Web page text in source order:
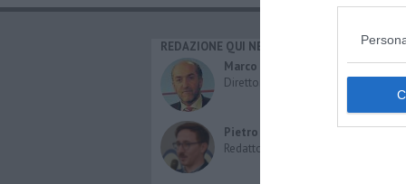
REDAZIONE QUI NEWS
Marco Migli
Direttore Responsabile
Pietro Mattonai
Redattore